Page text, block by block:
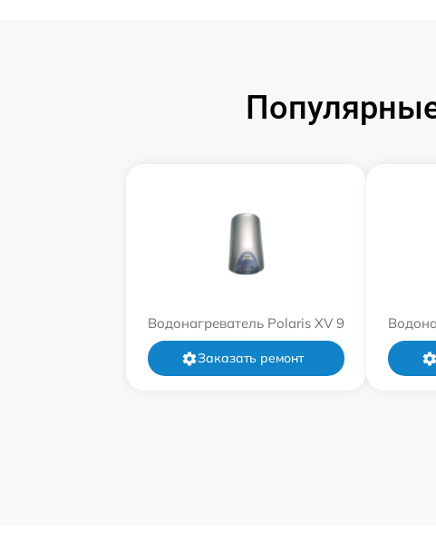
Водонагреватель Polaris XV 9
Заказать ремонт